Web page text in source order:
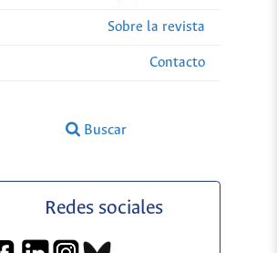
Sobre la revista
Contacto
Buscar
Redes sociales